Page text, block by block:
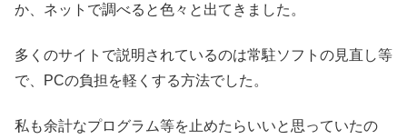
か、ネットで調べると色々と出てきました。
多くのサイトで説明されているのは常駐ソフトの見直し等
で、PCの負担を軽くする方法でした。
私も余計なプログラム等を止めたらいいと思っていたの